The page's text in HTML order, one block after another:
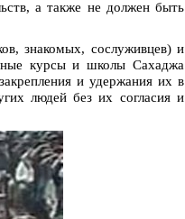
а также не должен быть
знакомых, сослуживцев) и
курсы и школы Сахаджа
и удержания их в
людей без их согласия и